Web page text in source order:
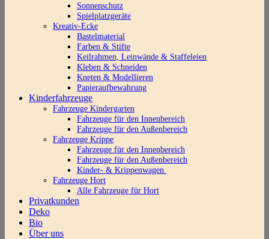
Sonnenschutz
Spielplatzgeräte
Kreativ-Ecke
Bastelmaterial
Farben & Stifte
Keilrahmen, Leinwände & Staffeleien
Kleben & Schneiden
Kneten & Modellieren
Papieraufbewahrung
Kinderfahrzeuge
Fahrzeuge Kindergarten
Fahrzeuge für den Innenbereich
Fahrzeuge für den Außenbereich
Fahrzeuge Krippe
Fahrzeuge für den Innenbereich
Fahrzeuge für den Außenbereich
Kinder- & Krippenwagen
Fahrzeuge Hort
Alle Fahrzeuge für Hort
Privatkunden
Deko
Bio
Über uns